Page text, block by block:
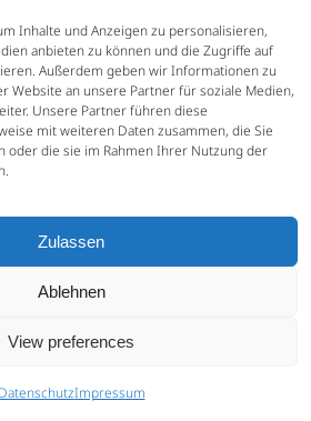
Inhalte und Anzeigen zu personalisieren,
anbieten zu können und die Zugriffe auf
Außerdem geben wir Informationen zu
Website an unsere Partner für soziale Medien,
Unsere Partner führen diese
mit weiteren Daten zusammen, die Sie
oder die sie im Rahmen Ihrer Nutzung der
Zulassen
Ablehnen
View preferences
DatenschutzImpressum
und Hamburg, per Telefon oder
oder schreiben Sie uns: